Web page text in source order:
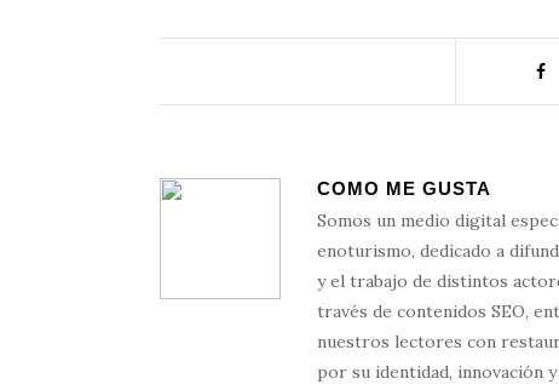
COMO ME GUSTA
Somos un medio digital
enoturismo, dedicado a
y el trabajo de distintos
través de contenidos SEO,
nuestros lectores con
por su identidad, innovación